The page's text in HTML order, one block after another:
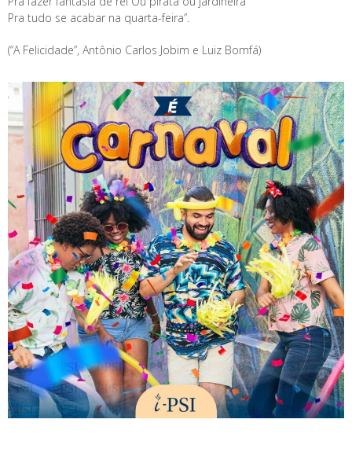
Pra tudo se acabar na quarta-feira”.
(“A Felicidade”, Antônio Carlos Jobim e Luiz Bomfá)